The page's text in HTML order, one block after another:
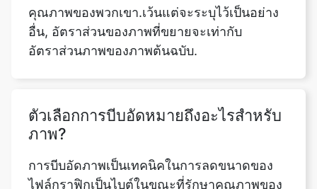
อัตราส่วนภาพของภาพต้นฉบับ.
การบีบอัดภาพเป็นเทคนิคในการลดขนาดของ
ไฟล์กราฟิกเป็นไบต์ในขณะที่รักษาคุณภาพของ
ภาพให้อยู่ในระดับที่ยอมรับได้เนื่องจากการลด
ขนาดไฟล์, รูปภาพจำนวนมากจึงสามารถจัดเก็บ